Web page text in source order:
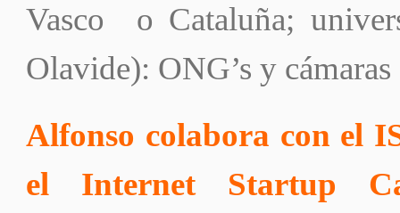
Vasco o Cataluña;
Olavide): ONG’s y
Alfonso colabora con el
el Internet Startup